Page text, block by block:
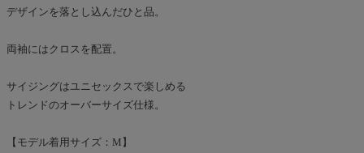
デザインを落とし込んだひと品。
両袖にはクロスを配置。
サイジングはユニセックスで楽しめる
トレンドのオーバーサイズ仕様。
【モデル着用サイズ：M】